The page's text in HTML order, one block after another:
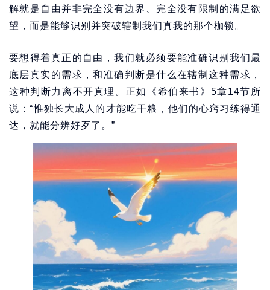
解就是自由并非完全没有边界、完全没有限制的满足欲
望，而是能够识别并突破辖制我们真我的那个枷锁。
要想得着真正的自由，我们就必须要能准确识别我们最
底层真实的需求，和准确判断是什么在辖制这种需求，
这种判断力离不开真理。正如《希伯来书》5章14节所
说：“惟独长大成人的才能吃干粮，他们的心窍习练得通
达，就能分辨好歹了。”